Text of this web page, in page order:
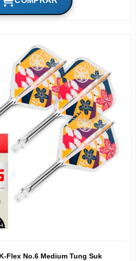
Flex No.6 Medium Tung Suk